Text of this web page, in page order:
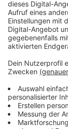
Parkplatz
Nachmittag
kann, möge
02444-9510-0
©